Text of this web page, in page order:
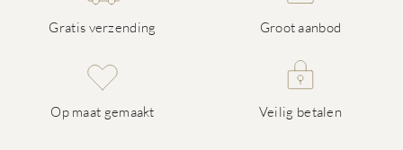
Gratis verzending Groot aanbod
Op maat gemaakt Veilig betalen